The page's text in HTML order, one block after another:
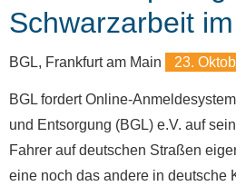
Schwarzarbeit
BGL, Frankfurt am Main 23.
BGL fordert Online-
und Entsorgung (BGL) e.V. auf
Fahrer auf deutschen Straßen
eine noch das andere in deutsche